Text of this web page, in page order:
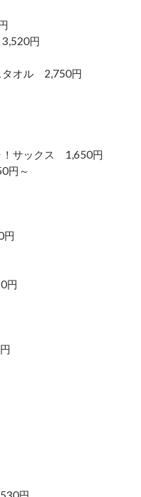
円
タオル 2,750円
！サックス 1,650円
円～
円
円